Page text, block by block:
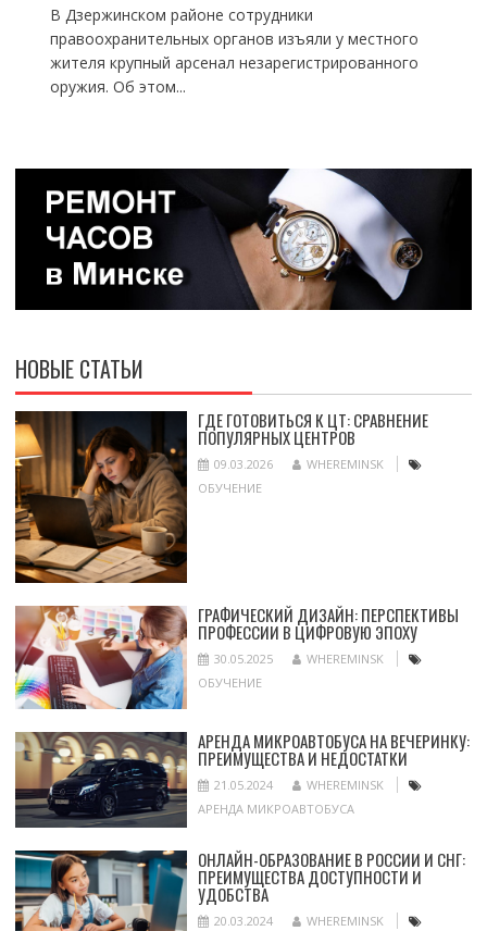
В Дзержинском районе сотрудники
правоохранительных органов изъяли у местного
жителя крупный арсенал незарегистрированного
оружия. Об этом...
НОВЫЕ СТАТЬИ
ГДЕ ГОТОВИТЬСЯ К ЦТ: СРАВНЕНИЕ
ПОПУЛЯРНЫХ ЦЕНТРОВ
09.03.2026
WHEREMINSK
ОБУЧЕНИЕ
ГРАФИЧЕСКИЙ ДИЗАЙН: ПЕРСПЕКТИВЫ
ПРОФЕССИИ В ЦИФРОВУЮ ЭПОХУ
30.05.2025
WHEREMINSK
ОБУЧЕНИЕ
АРЕНДА МИКРОАВТОБУСА НА ВЕЧЕРИНКУ:
ПРЕИМУЩЕСТВА И НЕДОСТАТКИ
21.05.2024
WHEREMINSK
АРЕНДА МИКРОАВТОБУСА
ОНЛАЙН-ОБРАЗОВАНИЕ В РОССИИ И СНГ:
ПРЕИМУЩЕСТВА ДОСТУПНОСТИ И
УДОБСТВА
20.03.2024
WHEREMINSK